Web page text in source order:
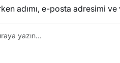
adımı, e-posta adresimi ve